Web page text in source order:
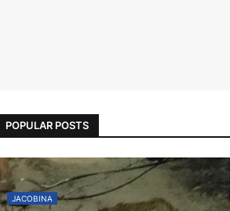
POPULAR POSTS
JACOBINA